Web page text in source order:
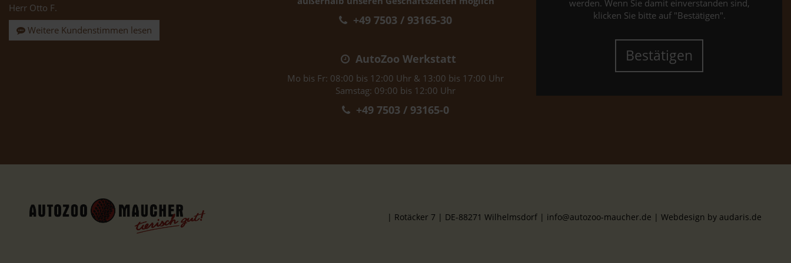
Herr Otto F.
Weitere Kundenstimmen lesen
+49 7503 / 93165-30
AutoZoo Werkstatt
Mo bis Fr: 08:00 bis 12:00 Uhr & 13:00 bis 17:00 Uhr
Samstag: 09:00 bis 12:00 Uhr
+49 7503 / 93165-0
werden. Wenn Sie damit einverstanden sind,
klicken Sie bitte auf "Bestätigen".
Bestätigen
| Rotäcker 7 | DE-88271 Wilhelmsdorf | info@autozoo-maucher.de | Webdesign by audaris.de